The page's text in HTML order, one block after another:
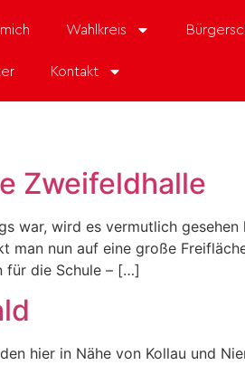
Wahlkreis
Kontakt
Zweifeldhalle
war, wird es vermutlich
nun auf eine große
für die Schule – […]
hier in Nähe von Kollau und